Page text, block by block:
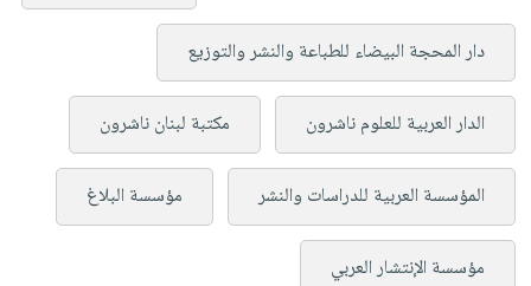
دار المحجة البيضاء للطباعة والنشر والتوزيع
الدار العربية للعلوم ناشرون مكتبة لبنان ناشرون
المؤسسة العربية للدراسات والنشر مؤسسة البلاغ
مؤسسة الإنتشار العربي